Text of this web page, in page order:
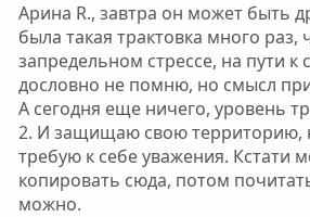
Арина R., завтра он может быть
была такая трактовка много раз,
запредельном стрессе, на пути к
дословно не помню, но смысл
А сегодня еще ничего, уровень
2. И защищаю свою территорию,
требую к себе уважения. Кстати
копировать сюда, потом
можно.